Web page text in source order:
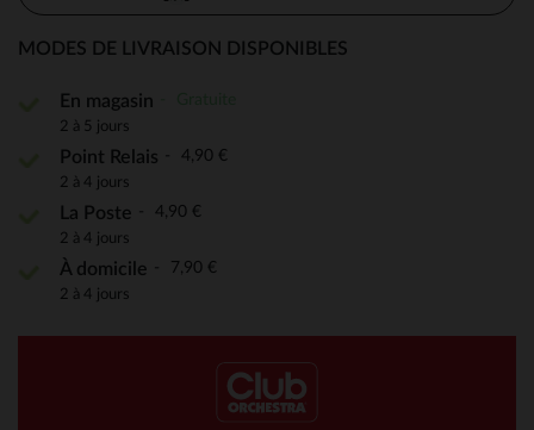
MODES DE LIVRAISON DISPONIBLES
En magasin
2 à 5 jours
Point Relais 4,90 €
2 à 4 jours
La Poste 4,90 €
2 à 4 jours
À domicile 7,90 €
2 à 4 jours